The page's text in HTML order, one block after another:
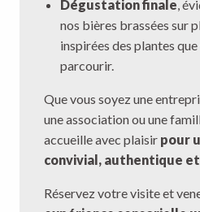
Dégustation finale,
nos bières brassées sur
inspirées des plantes
parcourir.
Que vous soyez une
une association ou une
accueille avec plaisir pour
convivial, authentique
Réservez votre visite et